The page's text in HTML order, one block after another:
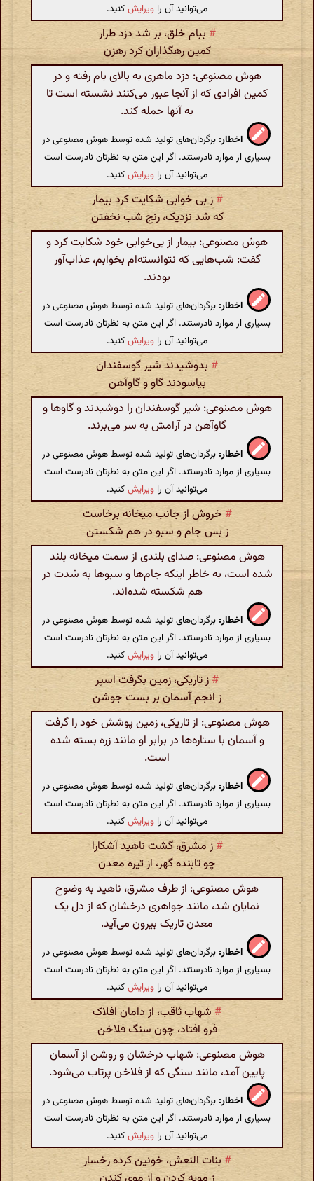
می‌توانید آن را ویرایشکنید.
#ببام خلق، بر شد دزد طرار
کمین رهگذاران کرد رهزن
هوش مصنوعی: دزد ماهری به بالای بام رفته و در
کمین افرادی که از آنجا عبور می‌کنند نشسته است تا
به آنها حمله کند.
اخطار: برگردان‌های تولید شده توسط هوش مصنوعی در
بسیاری از موارد نادرستند. اگر این متن به نظرتان نادرست است
می‌توانید آن را ویرایشکنید.
# ز بی خوابی شکایت کرد بیمار
که شد نزدیک، رنج شب نخفتن
هوش مصنوعی: بیمار از بی‌خوابی خود شکایت کرد و
گفت: شب‌هایی که نتوانسته‌ام بخوابم، عذاب‌آور
بودند.
اخطار: برگردان‌های تولید شده توسط هوش مصنوعی در
بسیاری از موارد نادرستند. اگر این متن به نظرتان نادرست است
می‌توانید آن را ویرایشکنید.
# بدوشیدند شیر گوسفندان
بیاسودند گاو و گاوآهن
هوش مصنوعی: شیر گوسفندان را دوشیدند و گاوها و
گاوآهن در آرامش به سر می‌برند.
اخطار: برگردان‌های تولید شده توسط هوش مصنوعی در
بسیاری از موارد نادرستند. اگر این متن به نظرتان نادرست است
می‌توانید آن را ویرایشکنید.
# خروش از جانب میخانه برخاست
ز بس جام و سبو در هم شکستن
هوش مصنوعی: صدای بلندی از سمت میخانه بلند
شده است، به خاطر اینکه جام‌ها و سبوها به شدت در
هم شکسته شده‌اند.
اخطار: برگردان‌های تولید شده توسط هوش مصنوعی در
بسیاری از موارد نادرستند. اگر این متن به نظرتان نادرست است
می‌توانید آن را ویرایشکنید.
# ز تاریکی، زمین بگرفت اسپر
ز انجم آسمان بر بست جوشن
هوش مصنوعی: از تاریکی، زمین پوشش خود را گرفت
و آسمان با ستاره‌ها در برابر او مانند زره بسته شده
است.
اخطار: برگردان‌های تولید شده توسط هوش مصنوعی در
بسیاری از موارد نادرستند. اگر این متن به نظرتان نادرست است
می‌توانید آن را ویرایشکنید.
#ز مشرق، گشت ناهید آشکارا
چو تابنده گهر، از تیره معدن
هوش مصنوعی: از طرف مشرق، ناهید به وضوح
نمایان شد، مانند جواهری درخشان که از دل یک
معدن تاریک بیرون می‌آید.
اخطار: برگردان‌های تولید شده توسط هوش مصنوعی در
بسیاری از موارد نادرستند. اگر این متن به نظرتان نادرست است
می‌توانید آن را ویرایشکنید.
# شهاب ثاقب، از دامان افلاک
فرو افتاد، چون سنگ فلاخن
هوش مصنوعی: شهاب درخشان و روشن از آسمان
پایین آمد، مانند سنگی که از فلاخن پرتاب می‌شود.
اخطار: برگردان‌های تولید شده توسط هوش مصنوعی در
بسیاری از موارد نادرستند. اگر این متن به نظرتان نادرست است
می‌توانید آن را ویرایشکنید.
# بنات النعش، خونین کرده رخسار